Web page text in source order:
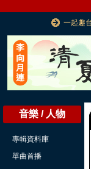
一起趣
音樂 / 人物
專輯資料庫
單曲首播